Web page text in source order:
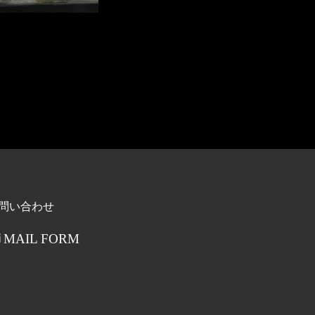
い合わせ
MAIL FORM